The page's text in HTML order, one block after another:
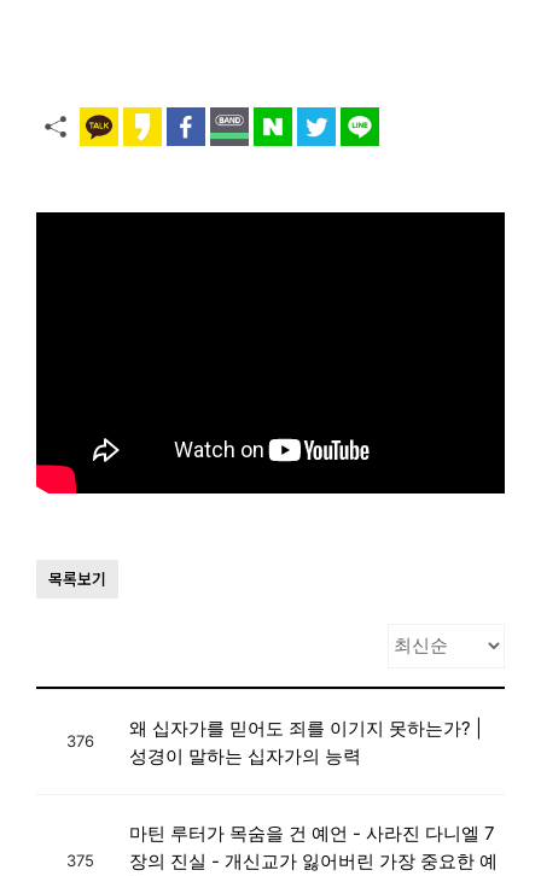
목록보기
376
왜 십자가를 믿어도 죄를 이기지 못하는가? |
성경이 말하는 십자가의 능력
375
마틴 루터가 목숨을 건 예언 - 사라진 다니엘 7
장의 진실 - 개신교가 잃어버린 가장 중요한 예